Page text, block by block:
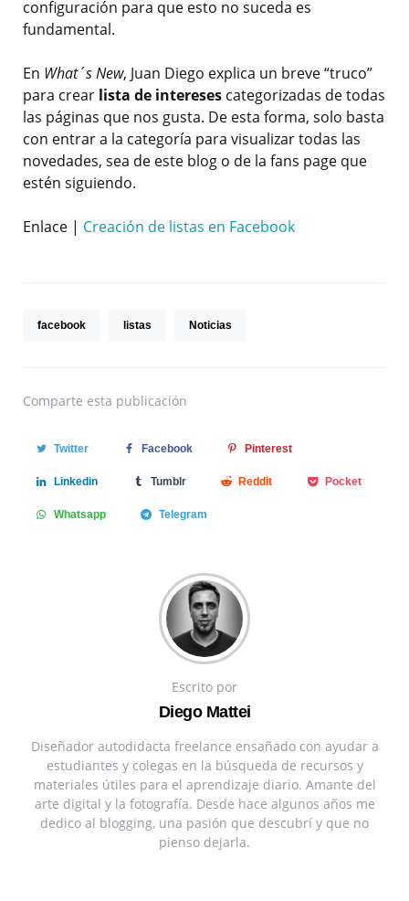
configuración para que esto no suceda es
fundamental.
En What´s New, Juan Diego explica un breve “truco”
para crear lista de intereses categorizadas de todas
las páginas que nos gusta. De esta forma, solo basta
con entrar a la categoría para visualizar todas las
novedades, sea de este blog o de la fans page que
estén siguiendo.
Enlace | Creación de listas en Facebook
facebook listas Noticias
Comparte esta publicación
Twitter Facebook Pinterest
Linkedin Tumblr Reddit Pocket
Whatsapp Telegram
Escrito por
Diego Mattei
Diseñador autodidacta freelance ensañado con ayudar a
estudiantes y colegas en la búsqueda de recursos y
materiales útiles para el aprendizaje diario. Amante del
arte digital y la fotografía. Desde hace algunos años me
dedico al blogging, una pasión que descubrí y que no
pienso dejarla.